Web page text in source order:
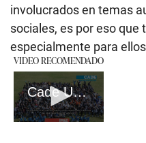
involucrados en temas
sociales, es por eso
especialmente para
VIDEO RECOMENDADO
Cade Universitario 2023